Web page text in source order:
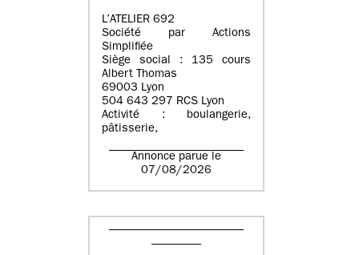
L’ATELIER 692
Société par Actions
Simplifiée
Siège social : 135 cours
Albert Thomas
69003 Lyon
504 643 297 RCS Lyon
Activité : boulangerie,
pâtisserie,
Annonce parue le
07/08/2026